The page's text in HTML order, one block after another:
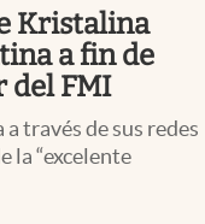
Uruguay
Kristalina
a fin de
del FMI
través de sus redes
la “excelente